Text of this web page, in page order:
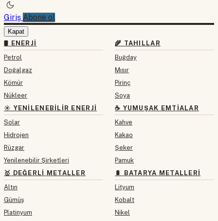
Giriş Abone ol
Kapat
🛢 ENERJI
Petrol
Doğalgaz
Kömür
Nükleer
☀️ YENILENEBILIR ENERJI
Solar
Hidrojen
Rüzgar
Yenilenebilir Şirketleri
🥇 DEĞERLI METALLER
Altın
Gümüş
Platinyum
🌾 TAHILLAR
Buğday
Mısır
Pirinç
Soya
☕ YUMUŞAK EMTIALAR
Kahve
Kakao
Şeker
Pamuk
🔋 BATARYA METALLERI
Lityum
Kobalt
Nikel